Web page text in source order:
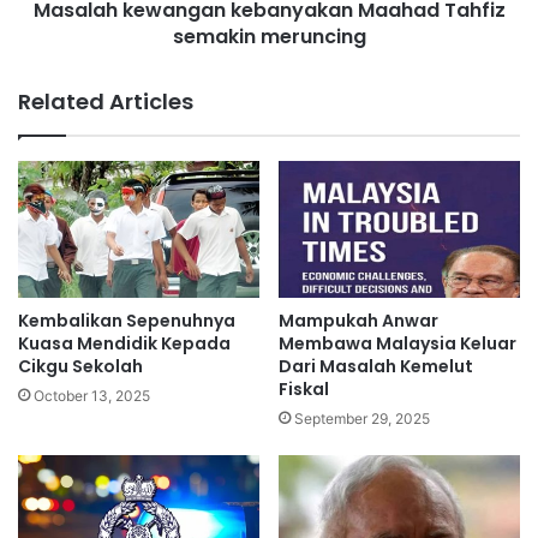
g
a
M
a
l
a
s
a
#
Q
a
n
H
a
n
k
e
b
a
y
a
k
a
n
a
h
a
Masalah kewangan kebanyakan Maahad Tahfiz
semakin meruncing
Related Articles
Kembalikan Sepenuhnya
Kuasa Mendidik Kepada
Cikgu Sekolah
October 13, 2025
Mampukah Anwar
Membawa Malaysia Keluar
Dari Masalah Kemelut
Fiskal
September 29, 2025